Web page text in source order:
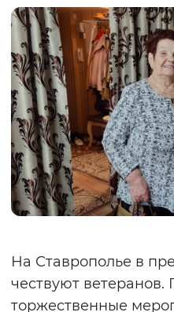
Монохромный
Вернуть
На Ставрополье в
чествуют
торжественные